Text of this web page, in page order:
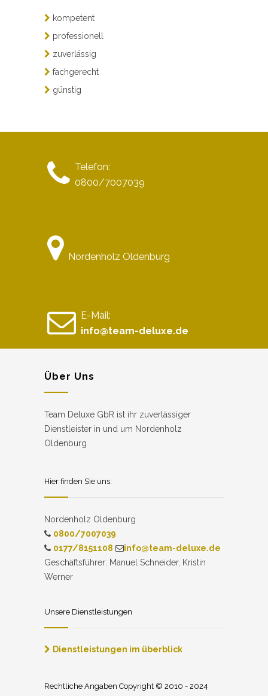
kompetent
professionell
zuverlässig
fachgerecht
günstig
Telefon:
0800/7007039
Nordenholz Oldenburg
E-Mail:
info@team-deluxe.de
Über Uns
Team Deluxe GbR ist ihr zuverlässiger
Dienstleister in und um Nordenholz
Oldenburg .
Hier finden Sie uns:
Nordenholz Oldenburg
0800/7007039
0177/8151108
info@team-deluxe.de
Geschäftsführer: Manuel Schneider, Kristin
Werner
Unsere Dienstleistungen
Dienstleistungen im überblick
Rechtliche Angaben Copyright © 2010 - 2024